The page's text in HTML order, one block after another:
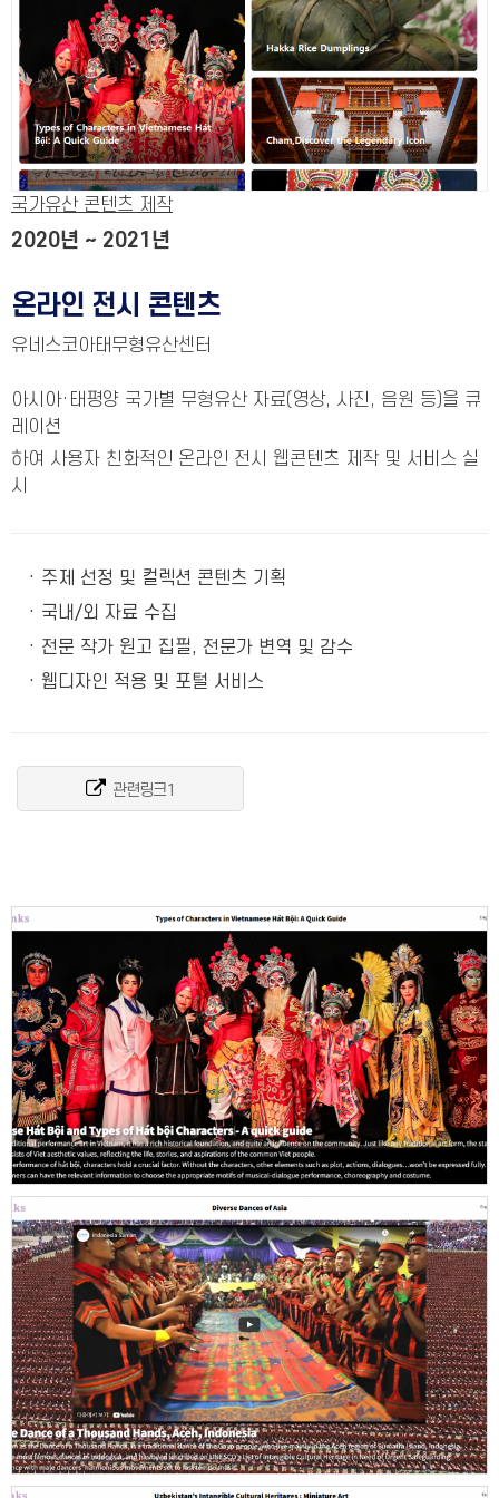
국가유산 콘텐츠 제작
2020년 ~ 2021년
온라인 전시 콘텐츠
유네스코아태무형유산센터
아시아·태평양 국가별 무형유산 자료(영상, 사진, 음원 등)을 큐
레이션
하여 사용자 친화적인 온라인 전시 웹콘텐츠 제작 및 서비스 실
시
· 주제 선정 및 컬렉션 콘텐츠 기획
· 국내/외 자료 수집
· 전문 작가 원고 집필, 전문가 변역 및 감수
· 웹디자인 적용 및 포털 서비스
관련링크1